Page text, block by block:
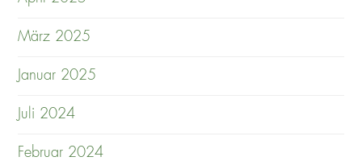
März 2025
Januar 2025
Juli 2024
Februar 2024